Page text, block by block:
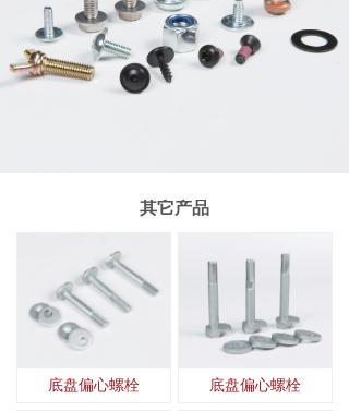
其它产品
底盘偏心螺栓 底盘偏心螺栓